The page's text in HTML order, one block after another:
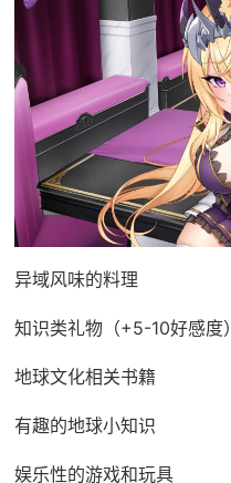
异域风味的料理
知识类礼物（+5-10好感度）
地球文化相关书籍
有趣的地球小知识
娱乐性的游戏和玩具